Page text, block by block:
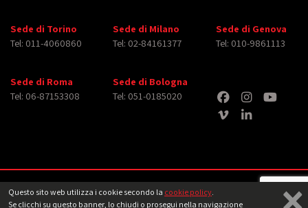
Questo sito web utilizza i cookie secondo la cookie policy.
Se clicchi su questo banner, lo chiudi o prosegui nella navigazione
Sede di Torino
Tel: 011-4060860
Sede di Milano
Tel: 02-84161377
Sede di Genova
Tel: 010-9861113
Sede di Roma
Tel: 06-87153308
Sede di Bologna
Tel: 051-0185020
Copyright © 2026 iMasterArt S.r.l. ‐ All rights reserved. Tutti i diritti relativi ad
immagini e video pubblicati sono dei rispettiviaventi diritto‐ Note legali